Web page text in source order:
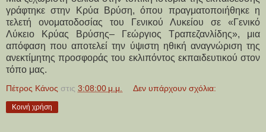
γράφτηκε στην Κρύα Βρύση, όπου πραγματοποιήθηκε η
τελετή ονοματοδοσίας του Γενικού Λυκείου σε «Γενικό
Λύκειο Κρύας Βρύσης– Γεώργιος Τραπεζανλίδης», μια
απόφαση που αποτελεί την ύψιστη ηθική αναγνώριση της
ανεκτίμητης προσφοράς του εκλιπόντος εκπαιδευτικού στον
τόπο μας.
Πέτρος Κάνος στις 3:08:00 μ.μ. Δεν υπάρχουν σχόλια:
Κοινή χρήση